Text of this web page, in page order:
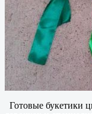
Готовые букетики